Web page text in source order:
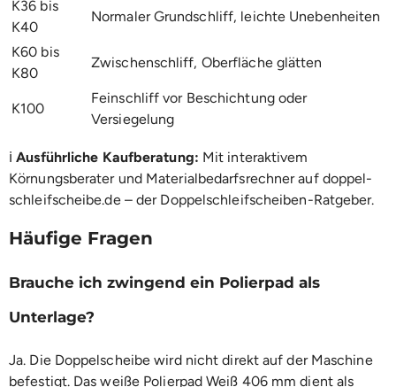
K36 bis
K40
Normaler Grundschliff, leichte Unebenheiten
K60 bis
K80
Zwischenschliff, Oberfläche glätten
K100
Feinschliff vor Beschichtung oder
Versiegelung
ℹ️Ausführliche Kaufberatung: Mit interaktivem
Körnungsberater und Materialbedarfsrechner auf doppel-
schleifscheibe.de – der Doppelschleifscheiben-Ratgeber.
Häufige Fragen
Brauche ich zwingend ein Polierpad als
Unterlage?
Ja. Die Doppelscheibe wird nicht direkt auf der Maschine
befestigt. Das weiße Polierpad Weiß 406 mm dient als